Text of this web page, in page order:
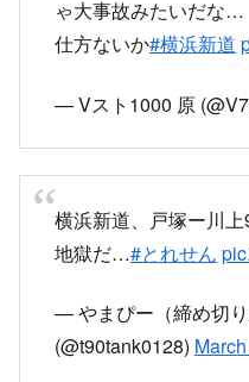
roadway.yahoo.co.jp
29日午前11時半ごろ、横
ートバイが、
車線変更した会社員中村
ックに追突した。